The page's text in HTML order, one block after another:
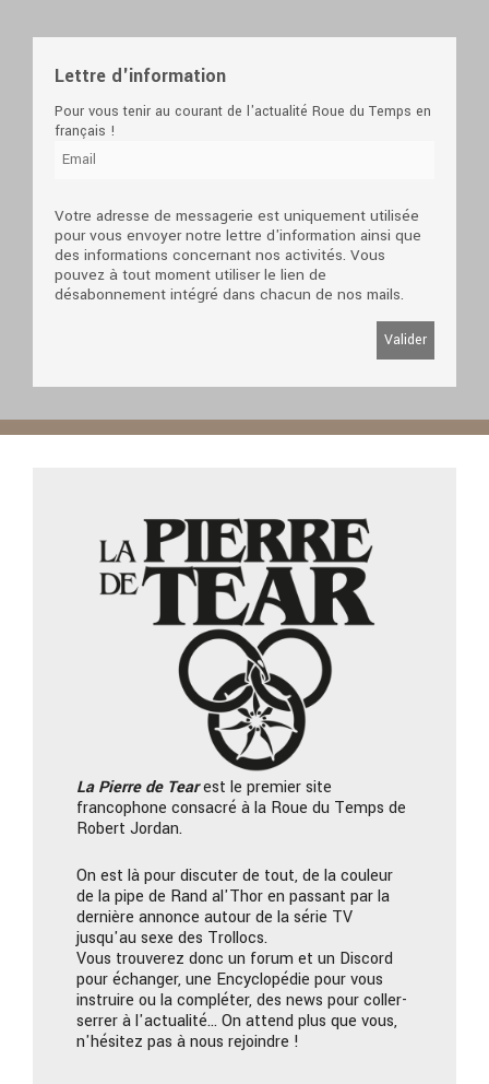
Lettre d'information
Pour vous tenir au courant de l'actualité Roue du Temps en
français !
Votre adresse de messagerie est uniquement utilisée
pour vous envoyer notre lettre d'information ainsi que
des informations concernant nos activités. Vous
pouvez à tout moment utiliser le lien de
désabonnement intégré dans chacun de nos mails.
La Pierrede Tearest le premier site
francophone consacré à la Roue du Temps de
Robert Jordan.
On est là pour discuter de tout, de la couleur
de la pipe de Rand al'Thor en passant par la
dernière annonce autour de la série TV
jusqu'au sexe des Trollocs.
Vous trouverez donc un forum et un Discord
pour échanger, une Encyclopédie pour vous
instruire ou la compléter, des news pour coller-
serrer à l'actualité… On attend plus que vous,
n'hésitez pas à nous rejoindre !